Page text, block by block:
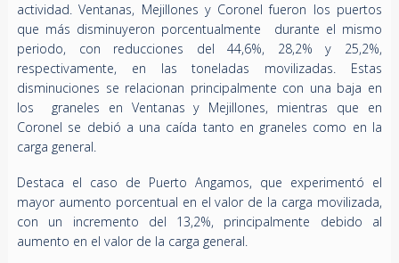
actividad. Ventanas, Mejillones y Coronel fueron los puertos
que más disminuyeron porcentualmente durante el mismo
periodo, con reducciones del 44,6%, 28,2% y 25,2%,
respectivamente, en las toneladas movilizadas. Estas
disminuciones se relacionan principalmente con una baja en
los graneles en Ventanas y Mejillones, mientras que en
Coronel se debió a una caída tanto en graneles como en la
carga general.
Destaca el caso de Puerto Angamos, que experimentó el
mayor aumento porcentual en el valor de la carga movilizada,
con un incremento del 13,2%, principalmente debido al
aumento en el valor de la carga general.